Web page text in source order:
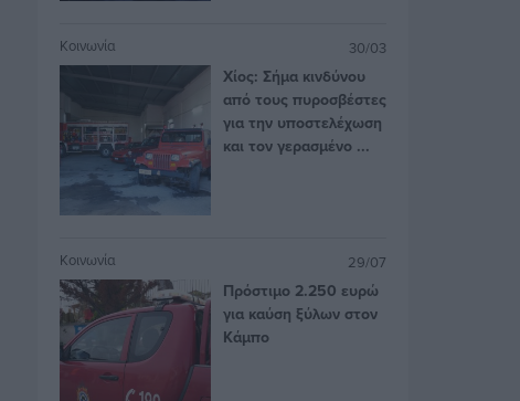
Κοινωνία 30/03
Χίος: Σήμα κινδύνου
από τους πυροσβέστες
για την υποστελέχωση
και τον γερασμένο ...
Κοινωνία 29/07
Πρόστιμο 2.250 ευρώ
για καύση ξύλων στον
Κάμπο